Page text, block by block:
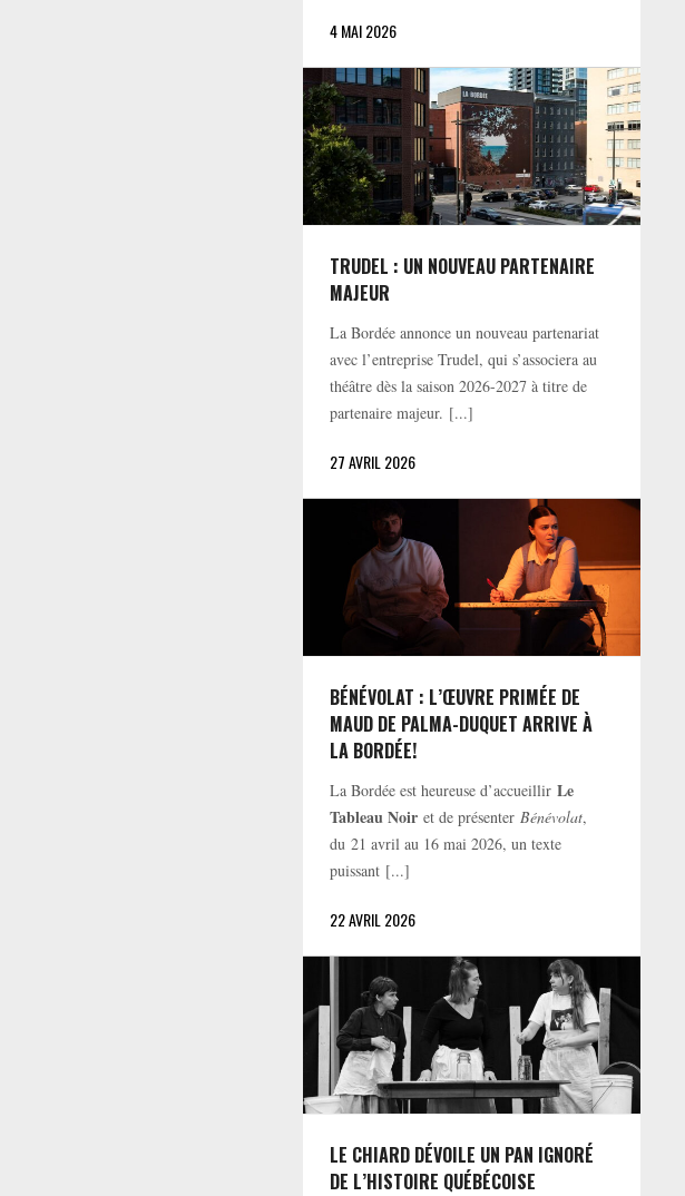
4 MAI 2026
TRUDEL : UN NOUVEAU PARTENAIRE
MAJEUR
La Bordée annonce un nouveau partenariat
avec l’entreprise Trudel, qui s’associera au
théâtre dès la saison 2026-2027 à titre de
partenaire majeur. [...]
27 AVRIL 2026
BÉNÉVOLAT : L’ŒUVRE PRIMÉE DE
MAUD DE PALMA-DUQUET ARRIVE À
LA BORDÉE!
La Bordée est heureuse d’accueillirLe
Tableau Noir et de présenterBénévolat,
du 21 avril au 16 mai 2026, un texte
puissant [...]
22 AVRIL 2026
LE CHIARD DÉVOILE UN PAN IGNORÉ
DE L’HISTOIRE QUÉBÉCOISE